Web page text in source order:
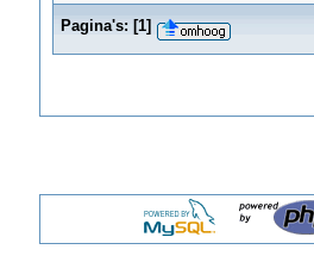
Pagina's: [1]